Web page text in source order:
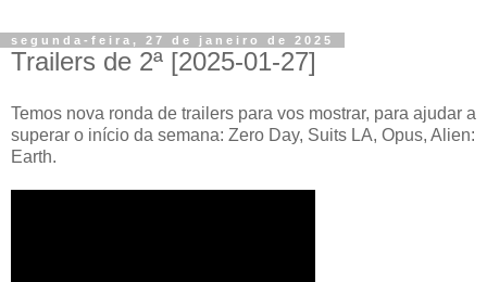
segunda-feira, 27 de janeiro de 2025
Trailers de 2ª [2025-01-27]
Temos nova ronda de trailers para vos mostrar, para ajudar a
superar o início da semana: Zero Day, Suits LA, Opus, Alien:
Earth.